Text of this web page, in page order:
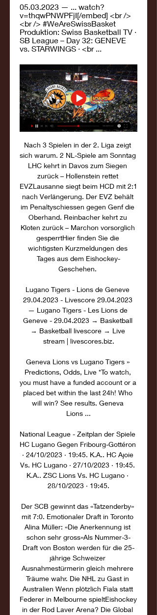
05.03.2023 — ... watch?
v=thqwPNWPFjI[/embed] <br />
<br /> #WeAreSwissBasket
Produktion: Swiss Basketball TV ·
SB League – Day 32: GENEVE
vs. STARWINGS · <br ...
Nach 3 Spielen in der 2. Liga zeigt
sich warum. 2 NL-Spiele am Sonntag
LHC kehrt in Davos zum Siegen
zurück – Hollenstein rettet
EVZLausanne siegt beim HCD mit 2:1
nach Verlängerung. Der EVZ behält
im Penaltyschiessen gegen Genf die
Oberhand. Reinbacher kehrt zu
Kloten zurück – Marchon vorsorglich
gesperrtHier finden Sie die
wichtigsten Kurzmeldungen des
Tages aus dem Eishockey-
Geschehen.
Lugano Tigers - Lions de Geneve
29.04.2023 - Livescore 29.04.2023
— Lugano Tigers - Les Lions de
Geneve - 29.04.2023 → Basketball
→ Basketball livescore → Live
stream | livescores.biz.
Geneva Lions vs Lugano Tigers »
Predictions, Odds, Live *To watch,
you must have a funded account or a
placed bet within the last 24h! Who
will win? See results. Geneva
Lions ...
National League - Zeitplan der Spiele
HC Lugano Gegen Fribourg-Gottéron
· 24/10/2023 · 19:45. K.A.. HC Ajoie
Vs. HC Lugano · 27/10/2023 · 19:45.
K.A.. ZSC Lions Vs. HC Lugano ·
28/10/2023 · 19:45.
Der SCB gewinnt das «Tatzenderby»
mit 7:0. Emotionaler Draft in Toronto
Alina Müller: «Die Anerkennung ist
schon sehr gross»Als Nummer-3-
Draft von Boston werden für die 25-
jährige Schweizer
Ausnahmestürmerin gleich mehrere
Träume wahr. Die NHL zu Gast in
Australien Wenn plötzlich Fiala statt
Federer in Melbourne spieltEishockey
in der Rod Laver Arena? Die Global